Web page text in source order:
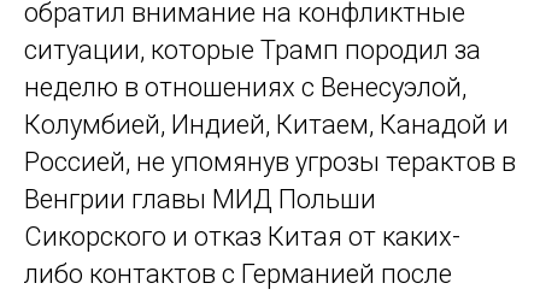
обратил внимание на конфликтные
ситуации, которые Трамп породил за
неделю в отношениях с Венесуэлой,
Колумбией, Индией, Китаем, Канадой и
Россией, не упомянув угрозы терактов в
Венгрии главы МИД Польши
Сикорского и отказ Китая от каких-
либо контактов с Германией после